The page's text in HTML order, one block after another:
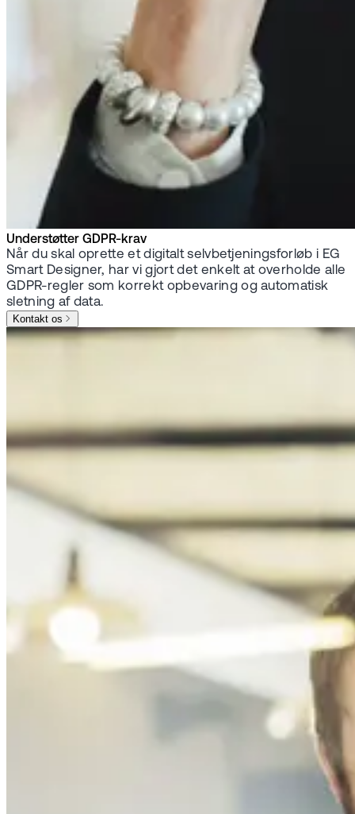
Understøtter GDPR-krav
Når du skal oprette et digitalt selvbetjeningsforløb i EG
Smart Designer, har vi gjort det enkelt at overholde alle
GDPR-regler som korrekt opbevaring og automatisk
sletning af data.
Kontakt os